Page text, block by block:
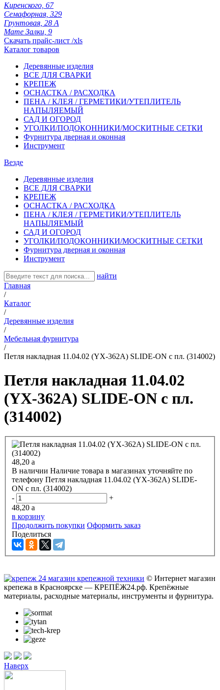
Киренского, 67
Семафорная, 329
Грунтовая, 28 А
Мате Залки, 9
Скачать прайс-лист /xls
Каталог товаров
Деревянные изделия
ВСЕ ДЛЯ СВАРКИ
КРЕПЕЖ
ОСНАСТКА / РАСХОДКА
ПЕНА / КЛЕЯ / ГЕРМЕТИКИ/УТЕПЛИТЕЛЬ
НАПЫЛЯЕМЫЙ
САД И ОГОРОД
УГОЛКИ/ПОДОКОННИКИ/МОСКИТНЫЕ СЕТКИ
Фурнитура дверная и оконная
Инструмент
Везде
Деревянные изделия
ВСЕ ДЛЯ СВАРКИ
КРЕПЕЖ
ОСНАСТКА / РАСХОДКА
ПЕНА / КЛЕЯ / ГЕРМЕТИКИ/УТЕПЛИТЕЛЬ
НАПЫЛЯЕМЫЙ
САД И ОГОРОД
УГОЛКИ/ПОДОКОННИКИ/МОСКИТНЫЕ СЕТКИ
Фурнитура дверная и оконная
Инструмент
найти
Главная
/
Каталог
/
Деревянные изделия
/
Мебельная фурнитура
/
Петля накладная 11.04.02 (YX-362A) SLIDE-ON с пл. (314002)
Петля накладная 11.04.02
(YX-362A) SLIDE-ON с пл.
(314002)
48,20 a
В наличии Наличие товара в магазинах уточняйте по
телефону Петля накладная 11.04.02 (YX-362A) SLIDE-
ON с пл. (314002)
-
+
48,20 a
в корзину
Продолжить покупки Оформить заказ
Поделиться
© Интернет магазин
крепежа в Красноярске — КРЕПЁЖ24.рф. Крепёжные
материалы, расходные материалы, инструменты и фурнитура.
Наверх